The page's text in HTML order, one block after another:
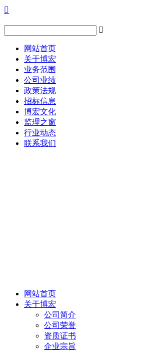


网站首页
关于博宏
业务范围
公司业绩
政策法规
招标信息
博宏文化
监理之窗
行业动态
联系我们
网站首页
关于博宏
公司简介
公司荣誉
资质证书
企业宗旨